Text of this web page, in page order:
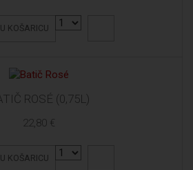
KOŠARICU
ROSÉ (0,75L)
22,80 €
KOŠARICU